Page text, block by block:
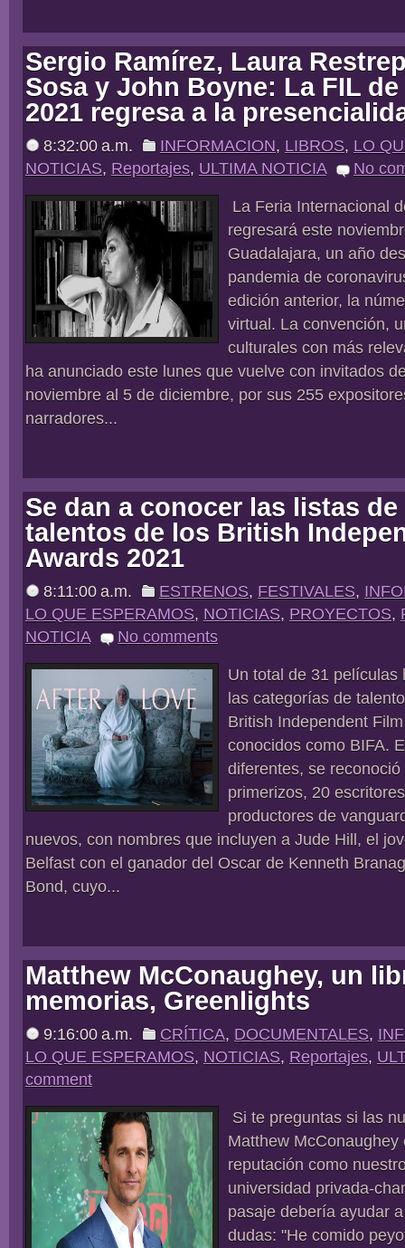
Sergio Ramírez, Laura
Sosa y John Boyne: La FIL
2021 regresa a la
8:32:00 a.m. INFORMACION, LIBROS, LO
NOTICIAS, Reportajes, ULTIMA NOTICIA
No
La Feria Internacional
regresará este
Guadalajara, un año
pandemia de
edición anterior, la
virtual. La convención,
culturales con más
ha anunciado este lunes que vuelve con invitados
noviembre al 5 de diciembre, por sus 255
narradores...
Se dan a conocer las listas
talentos de los British
Awards 2021
8:11:00 a.m. ESTRENOS, FESTIVALES,
LO QUE ESPERAMOS, NOTICIAS, PROYECTOS,
NOTICIA
No comments
Un total de 31 películas
las categorías de
British Independent
conocidos como BIFA.
diferentes, se
primerizos, 20
productores de
nuevos, con nombres que incluyen a Jude Hill, el
Belfast con el ganador del Oscar de Kenneth
Bond, cuyo...
Matthew McConaughey, un
memorias, Greenlights
9:16:00 a.m. CRÍTICA, DOCUMENTALES,
LO QUE ESPERAMOS, NOTICIAS, Reportajes,
comment
Si te preguntas si las
Matthew
reputación como
universidad privada-
pasaje debería ayudar
dudas: "He comido